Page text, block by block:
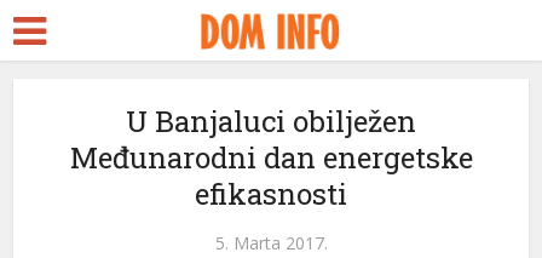
U Banjaluci obilježen
Međunarodni dan energetske
efikasnosti
5. Marta 2017.